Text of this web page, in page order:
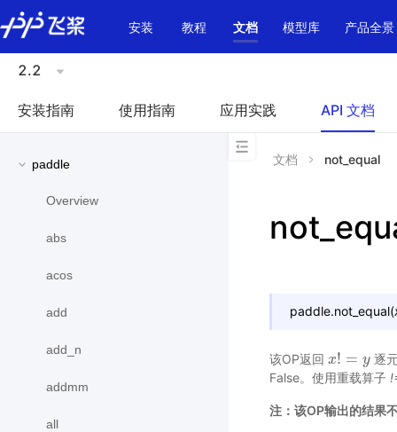
\u200E
安装
教程 文档 模型库 产品全景
2.2
安装指南 使用指南 应用实践 API 文档
paddle
Overview
abs
acos
add
add_n
addmm
all
文档 not_equal
paddle.not_equal(
该OP返回 x! = y
x!= y
逐
False。使用重载算子
注：该OP输出的结果